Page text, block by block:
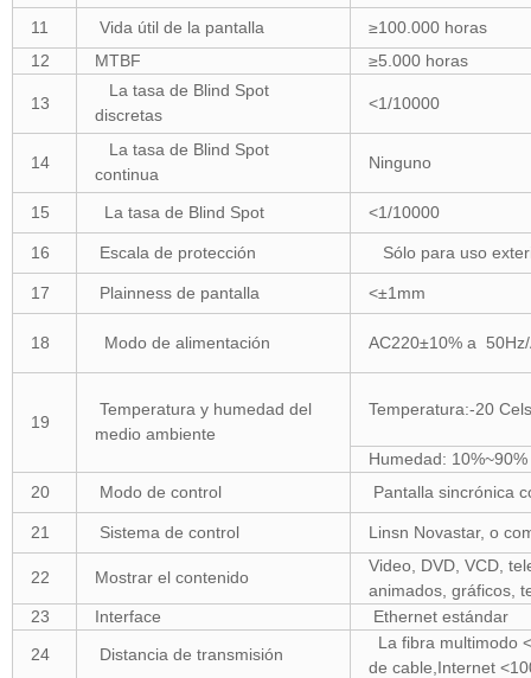
11 Vida útil de la pantalla
≥100.000 horas
12
MTBF ≥5.000 horas
13
La tasa de Blind Spot
discretas
<1/10000
14
La tasa de Blind Spot
continua
Ninguno
15 La tasa de Blind Spot <1/10000
16 Escala de protección Sólo para uso
17 Plainness de pantalla <±1mm
18 Modo de alimentación AC220±10% a
19
Temperatura y humedad del
medio ambiente
Temperatura:-20
Humedad:
20
Modo de control Pantalla sincrónica
21 Sistema de control Linsn Novastar, o
22 Mostrar el contenido
Video, DVD, VCD,
animados, gráficos,
23
Interface
Ethernet estándar
24
Distancia de transmisión
La fibra multimodo
de cable,Internet